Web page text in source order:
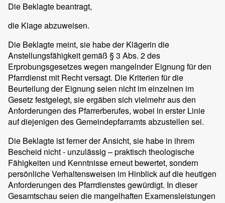
Die Beklagte beantragt,
die Klage abzuweisen.
Die Beklagte meint, sie habe der Klägerin die
Anstellungsfähigkeit gemäß § 3 Abs. 2 des
Erprobungsgesetzes wegen mangelnder Eignung für den
Pfarrdienst mit Recht versagt. Die Kriterien für die
Beurteilung der Eignung seien nicht im einzelnen im
Gesetz festgelegt, sie ergäben sich vielmehr aus den
Anforderungen des Pfarrerberufes, wobei in erster Linie
auf diejenigen des Gemeindepfarramts abzustellen sei.
Die Beklagte ist ferner der Ansicht, sie habe in ihrem
Bescheid nicht - unzulässig – praktisch theologische
Fähigkeiten und Kenntnisse erneut bewertet, sondern
persönliche Verhaltensweisen im Hinblick auf die heutigen
Anforderungen des Pfarrdienstes gewürdigt. In dieser
Gesamtschau seien die mangelhaften Examensleistungen